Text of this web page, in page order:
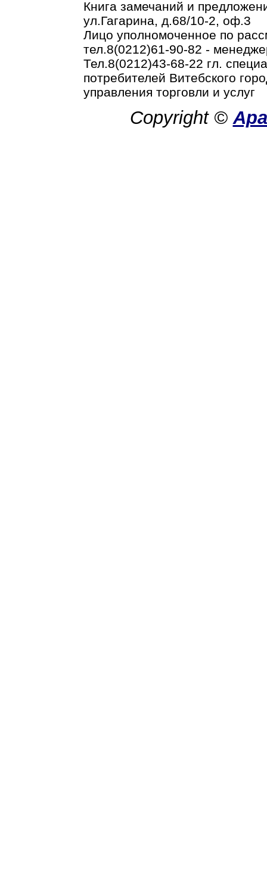
Книга замечаний и
ул.Гагарина, д.68/10-2, оф.3
Лицо уполномоченное по
тел.8(0212)61-90-82 -
Тел.8(0212)43-68-22 гл.
потребителей Витебского
управления торговли и услуг
Copyright ©